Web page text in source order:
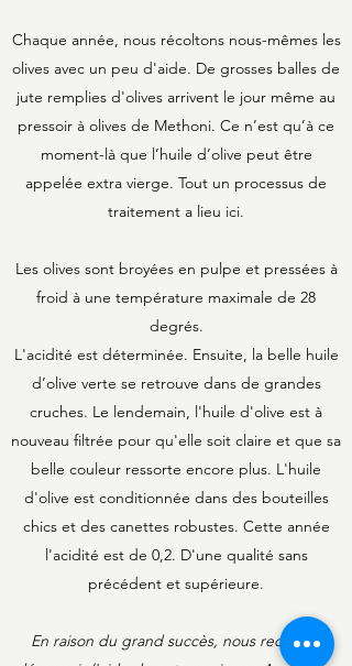
Chaque année, nous récoltons nous-mêmes les
olives avec un peu d'aide. De grosses balles de
jute remplies d'olives arrivent le jour même au
pressoir à olives de Methoni. Ce n’est qu’à ce
moment-là que l’huile d’olive peut être
appelée extra vierge. Tout un processus de
traitement a lieu ici.
Les olives sont broyées en pulpe et pressées à
froid à une température maximale de 28
degrés.
L'acidité est déterminée. Ensuite, la belle huile
d’olive verte se retrouve dans de grandes
cruches. Le lendemain, l'huile d'olive est à
nouveau filtrée pour qu'elle soit claire et que sa
belle couleur ressorte encore plus. L'huile
d'olive est conditionnée dans des bouteilles
chics et des canettes robustes. Cette année
l'acidité est de 0,2. D'une qualité sans
précédent et supérieure.
En raison du grand succès, nous recevons